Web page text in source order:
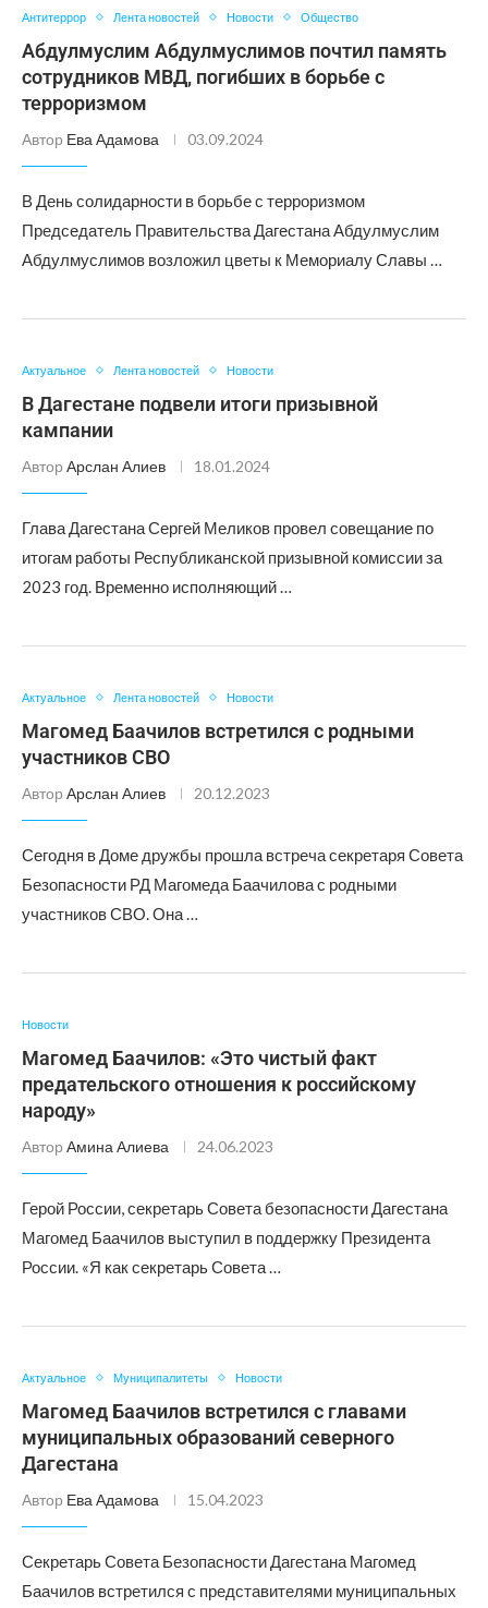
Антитеррор Лента новостей Новости Общество
Абдулмуслим Абдулмуслимов почтил память
сотрудников МВД, погибших в борьбе с
терроризмом
Автор Ева Адамова 03.09.2024
В День солидарности в борьбе с терроризмом
Председатель Правительства Дагестана Абдулмуслим
Абдулмуслимов возложил цветы к Мемориалу Славы …
Актуальное Лента новостей Новости
В Дагестане подвели итоги призывной
кампании
Автор Арслан Алиев 18.01.2024
Глава Дагестана Сергей Меликов провел совещание по
итогам работы Республиканской призывной комиссии за
2023 год. Временно исполняющий …
Актуальное Лента новостей Новости
Магомед Баачилов встретился с родными
участников СВО
Автор Арслан Алиев 20.12.2023
Сегодня в Доме дружбы прошла встреча секретаря Совета
Безопасности РД Магомеда Баачилова с родными
участников СВО. Она …
Новости
Магомед Баачилов: «Это чистый факт
предательского отношения к российскому
народу»
Автор Амина Алиева 24.06.2023
Герой России, секретарь Совета безопасности Дагестана
Магомед Баачилов выступил в поддержку Президента
России. «Я как секретарь Совета …
Актуальное Муниципалитеты Новости
Магомед Баачилов встретился с главами
муниципальных образований северного
Дагестана
Автор Ева Адамова 15.04.2023
Секретарь Совета Безопасности Дагестана Магомед
Баачилов встретился с представителями муниципальных